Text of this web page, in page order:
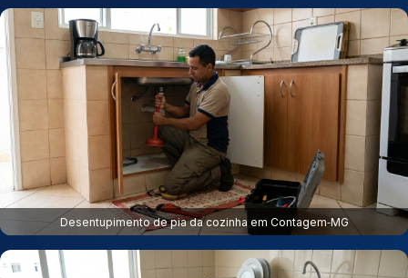
Desentupimento de pia da cozinha em Contagem‑MG